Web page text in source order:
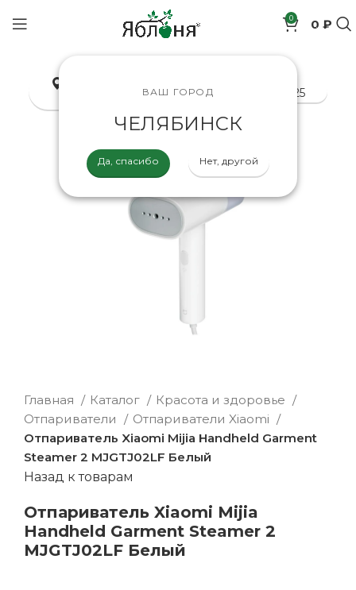
0
позиций0 ₽
ВАШ ГОРОД
ЧЕЛЯБИНСК
Да, спасибо Нет, другой
8-800-200-70-25
Главная Каталог
Красота и здоровье
Отпариватели
Отпариватели Xiaomi
Отпариватель Xiaomi Mijia Handheld Garment
Steamer 2 MJGTJ02LF Белый
Назад к товарам
Отпариватель Xiaomi Mijia
Handheld Garment Steamer 2
MJGTJ02LF Белый